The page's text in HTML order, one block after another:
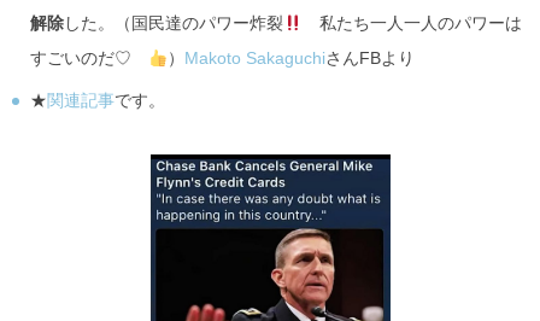
解除した。（国民達のパワー炸裂
私たち一人一人のパワーは
すごいのだ♡
） Makoto SakaguchiさんFBより
★関連記事です。